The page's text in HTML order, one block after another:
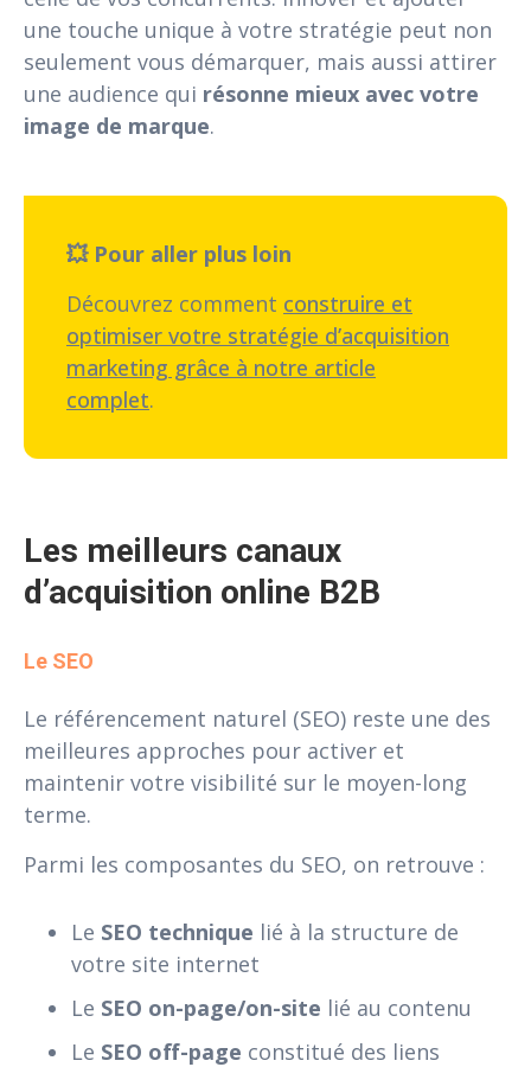
une touche unique à votre stratégie peut non
seulement vous démarquer, mais aussi attirer
une audience qui résonne mieux avec votre
image de marque.
💥 Pour aller plus loin
Découvrez comment construire et
optimiser votre stratégie d’acquisition
marketing grâce à notre article
complet.
Les meilleurs canaux
d’acquisition online B2B
Le SEO
Le référencement naturel (SEO) reste une des
meilleures approches pour activer et
maintenir votre visibilité sur le moyen-long
terme.
Parmi les composantes du SEO, on retrouve :
Le SEO technique lié à la structure de
votre site internet
Le SEO on-page/on-site lié au contenu
Le SEO off-page constitué des liens